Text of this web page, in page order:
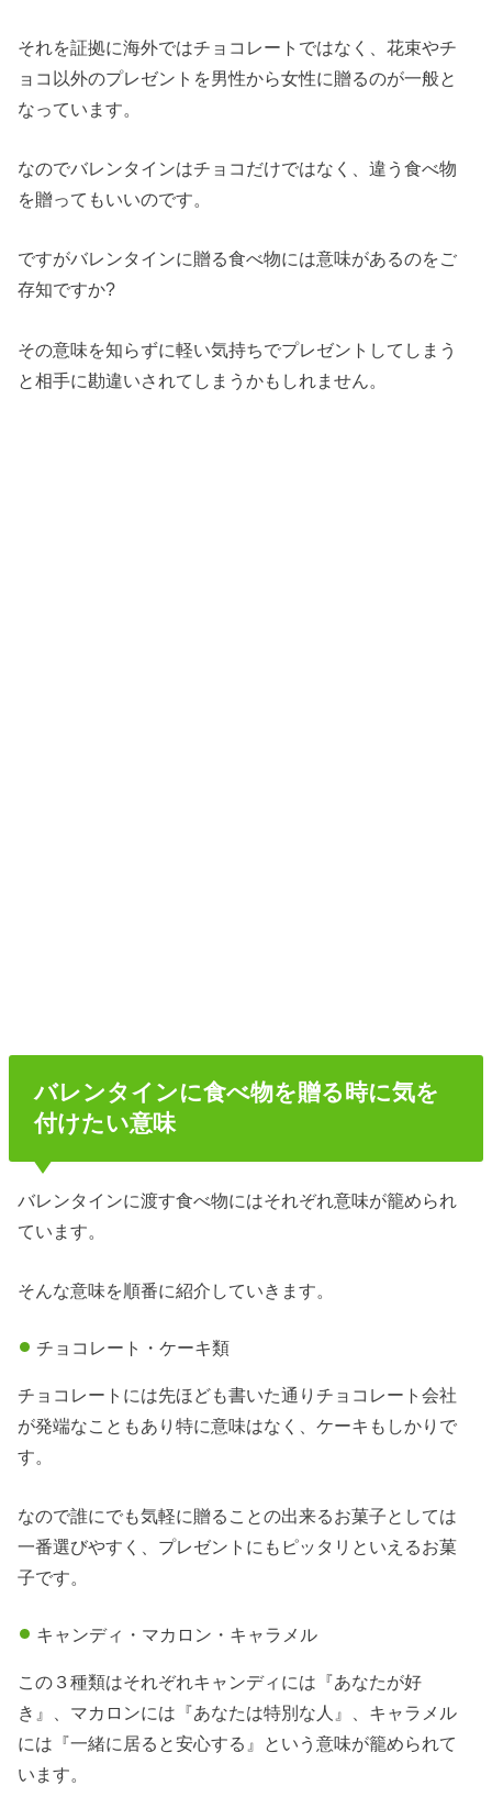
それを証拠に海外ではチョコレートではなく、花束やチ
ョコ以外のプレゼントを男性から女性に贈るのが一般と
なっています。
なのでバレンタインはチョコだけではなく、違う食べ物
を贈ってもいいのです。
ですがバレンタインに贈る食べ物には意味があるのをご
存知ですか?
その意味を知らずに軽い気持ちでプレゼントしてしまう
と相手に勘違いされてしまうかもしれません。
バレンタインに食べ物を贈る時に気を
付けたい意味
バレンタインに渡す食べ物にはそれぞれ意味が籠められ
ています。
そんな意味を順番に紹介していきます。
チョコレート・ケーキ類
チョコレートには先ほども書いた通りチョコレート会社
が発端なこともあり特に意味はなく、ケーキもしかりで
す。
なので誰にでも気軽に贈ることの出来るお菓子としては
一番選びやすく、プレゼントにもピッタリといえるお菓
子です。
キャンディ・マカロン・キャラメル
この３種類はそれぞれキャンディには『あなたが好
き』、マカロンには『あなたは特別な人』、キャラメル
には『一緒に居ると安心する』という意味が籠められて
います。